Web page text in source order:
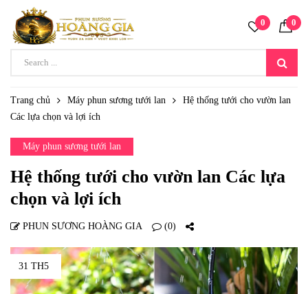
0 0
Trang chủ Máy phun sương tưới lan
Hệ thống tưới cho vườn lan
Các lựa chọn và lợi ích
Máy phun sương tưới lan
Hệ thống tưới cho vườn lan Các lựa
chọn và lợi ích
PHUN SƯƠNG HOÀNG GIA (0)
31 TH5